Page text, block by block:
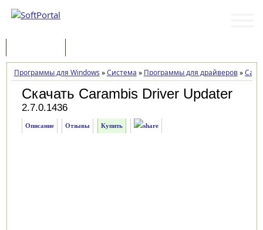
Программы для Windows »Система » Программы для драйверов»
Скачать Carambis Driver Updater
2.7.0.1436
Описание Отзывы Купить